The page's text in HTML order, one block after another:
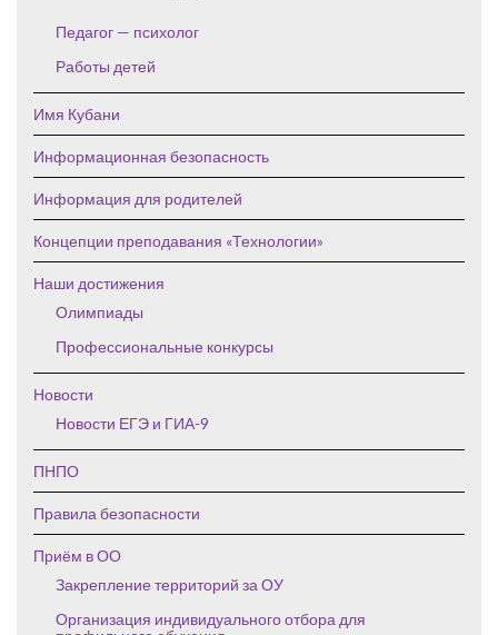
Педагог — психолог
Работы детей
Имя Кубани
Информационная безопасность
Информация для родителей
Концепции преподавания «Технологии»
Наши достижения
Олимпиады
Профессиональные конкурсы
Новости
Новости ЕГЭ и ГИА-9
ПНПО
Правила безопасности
Приём в ОО
Закрепление территорий за ОУ
Организация индивидуального отбора для